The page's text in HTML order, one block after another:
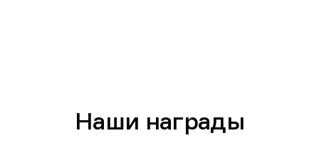
Наши награды